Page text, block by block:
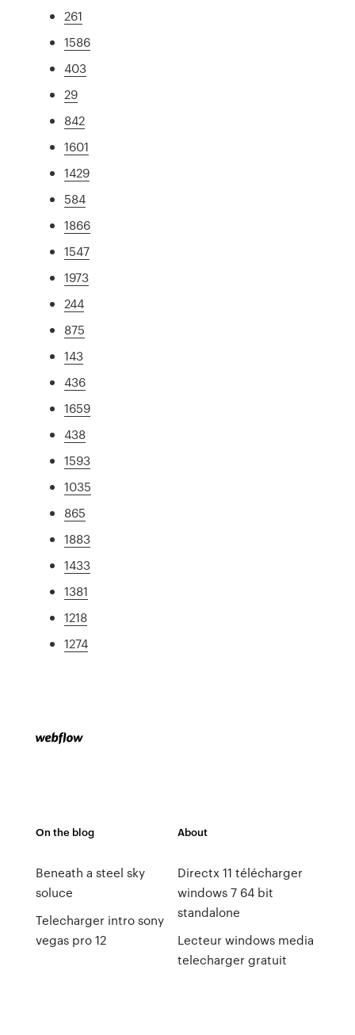
261
1586
403
29
842
1601
1429
584
1866
1547
1973
244
875
143
436
1659
438
1593
1035
865
1883
1433
1381
1218
1274
On the blog
Beneath a steel sky
soluce
Telecharger intro sony
vegas pro 12
About
Directx 11 télécharger
windows 7 64 bit
standalone
Lecteur windows media
telecharger gratuit